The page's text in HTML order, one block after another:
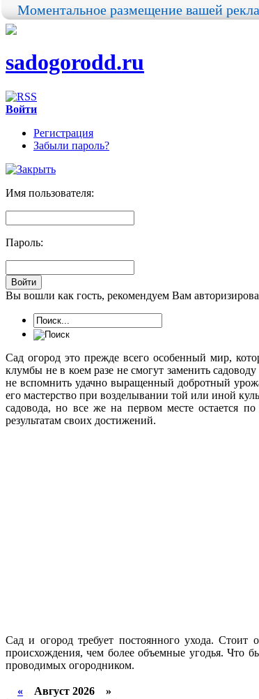
Моментальное размещение вашей
sadogorodd.ru
Войти
Регистрация
Забыли пароль?
Имя пользователя:
Пароль:
Вы вошли как гость, рекомендуем Вам
Сад огород это прежде всего особенный мир,
клумбы не в коем разе не смогут заменить
не вспомнить удачно выращенный добротный
его мастерство при возделывании той или иной
садовода, но все же на первом месте остается
результатам своих достижений.
Сад и огород требует постоянного ухода.
происхождения, чем более объемные угодья. Что
проводимых огородником.
« Август 2026 »